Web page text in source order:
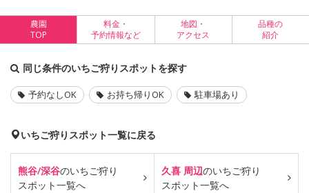
農園
TOP
料金・
予約情報など
地図・
アクセス
品種の
紹介
同じ条件のいちご狩りスポットを探す
予約なしOK お持ち帰りOK 駐車場あり
いちご狩りスポット一覧に戻る
熊谷/深谷のいちご狩り
スポット一覧へ
久喜 周辺のいちご狩り
スポット一覧へ